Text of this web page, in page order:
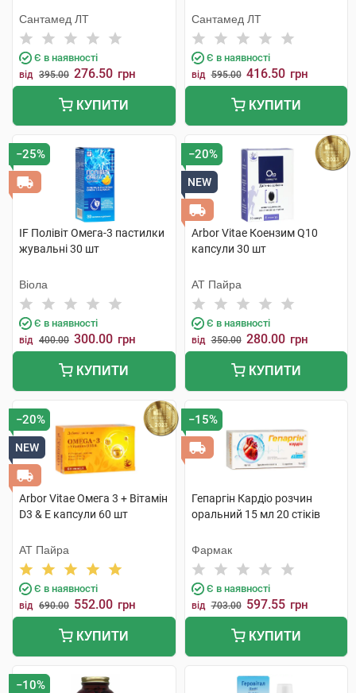
Сантамед ЛТ
Є в наявності
від 395.00 276.50 грн
КУПИТИ
Сантамед ЛТ
Є в наявності
від 595.00 416.50 грн
КУПИТИ
−25%
IF Полівіт Омега-3 пастилки
жувальні 30 шт
Віола
Є в наявності
від 400.00 300.00 грн
КУПИТИ
−20%
NEW
Arbor Vitae Коензим Q10
капсули 30 шт
АТ Пайра
Є в наявності
від 350.00 280.00 грн
КУПИТИ
−20%
NEW
Arbor Vitae Омега 3 + Вітамін
D3 & Е капсули 60 шт
АТ Пайра
Є в наявності
від 690.00 552.00 грн
КУПИТИ
−15%
Гепаргін Кардіо розчин
оральний 15 мл 20 стіків
Фармак
Є в наявності
від 703.00 597.55 грн
КУПИТИ
−10%